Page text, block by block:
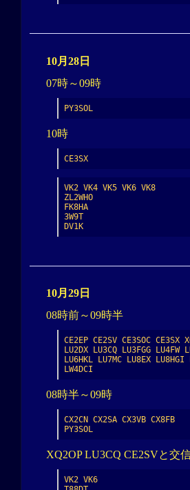
10月28日
07時～09時
PY3SOL
10時
CE3SX
VK2 VK4 VK5 VK6 VK8
ZL2WHO
FK8HA
3W9T
DV1K
10月29日
08時前～09時半
CE2EP CE2SV CE3SOC CE3SX
LU2DX LU3CQ LU3FGG LU4FW
LU6HKL LU7MC LU8EX LU8HGI
LW4DCI
08時半～09時
CX2CN CX2SA CX3VB CX8FB
PY3SOL
XQ2OP LU3CQ CE2SVと交信
VK2 VK6